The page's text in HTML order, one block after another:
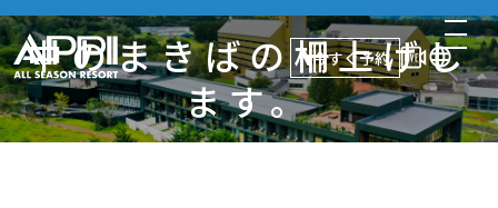
今すぐ予約
中のまきばの柵上げし
ます。